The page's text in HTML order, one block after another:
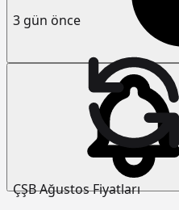
3 gün önce
ÇŞB Ağustos Fiyatları